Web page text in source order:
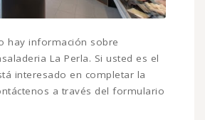
hay información sobre
La Perla. Si usted es el
interesado en completar la
a través del formulario